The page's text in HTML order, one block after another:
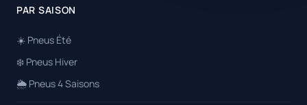
PAR SAISON
☀️ Pneus Été
❄️ Pneus Hiver
🌦️ Pneus 4 Saisons